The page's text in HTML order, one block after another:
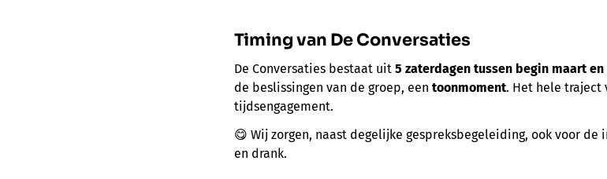
Timing van De Conversaties
De Conversaties bestaat uit5 zaterdagen tussen begin maart
de beslissingen van de groep, eentoonmoment. Het hele traject
tijdsengagement.
😋 Wij zorgen, naast degelijke gespreksbegeleiding, ook voor
en drank.